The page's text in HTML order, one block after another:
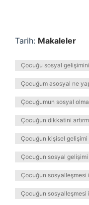
Tarih: Makaleler
Çocuğu sosyal
Çocuğum asosyal ne
Çocuğumun sosyal
Çocuğun dikkatini
Çocuğun kişisel gelişimi
Çocuğun sosyal
Çocuğun
Çocuğun sosyalleşmesi